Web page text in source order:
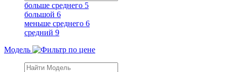
больше среднего 5
большой 6
меньше среднего 6
средний 9
Модель